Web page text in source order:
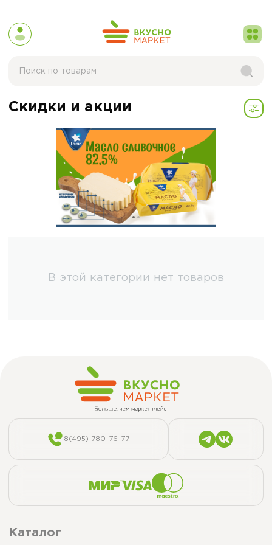
Скидки и акции
В этой категории нет товаров
8(495) 780-76-77
Каталог